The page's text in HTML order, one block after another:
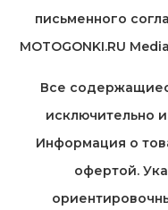
письменного
MOTOGONKI.RU
Все
исключительно
Информация о
офертой.